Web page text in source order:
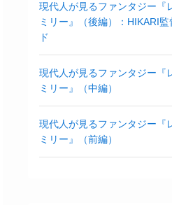
現代人が見るファンタジー『
ミリー』（後編）：HIKARI
ド
現代人が見るファンタジー『
ミリー』（中編）
現代人が見るファンタジー『
ミリー』（前編）